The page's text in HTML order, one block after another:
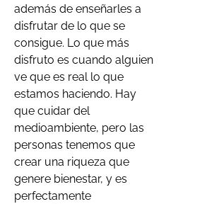
además de enseñarles a
disfrutar de lo que se
consigue. Lo que más
disfruto es cuando alguien
ve que es real lo que
estamos haciendo. Hay
que cuidar del
medioambiente, pero las
personas tenemos que
crear una riqueza que
genere bienestar, y es
perfectamente